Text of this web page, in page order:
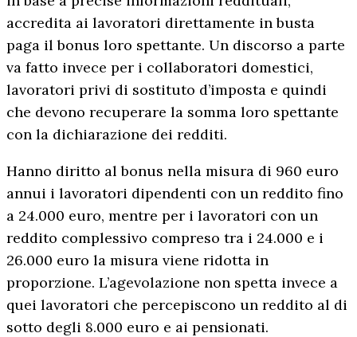
accredita ai lavoratori direttamente in busta
paga il bonus loro spettante. Un discorso a parte
va fatto invece per i collaboratori domestici,
lavoratori privi di sostituto d’imposta e quindi
che devono recuperare la somma loro spettante
con la dichiarazione dei redditi.
Hanno diritto al bonus nella misura di 960 euro
annui i lavoratori dipendenti con un reddito fino
a 24.000 euro, mentre per i lavoratori con un
reddito complessivo compreso tra i 24.000 e i
26.000 euro la misura viene ridotta in
proporzione. L’agevolazione non spetta invece a
quei lavoratori che percepiscono un reddito al di
sotto degli 8.000 euro e ai pensionati.